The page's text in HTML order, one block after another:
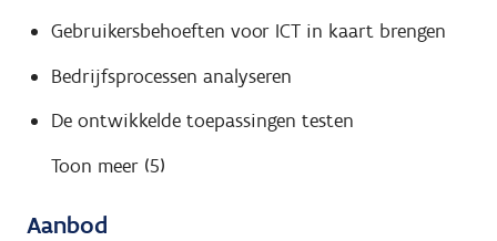
Gebruikersbehoeften voor ICT in kaart brengen
Bedrijfsprocessen analyseren
De ontwikkelde toepassingen testen
Toon meer (5)
Aanbod